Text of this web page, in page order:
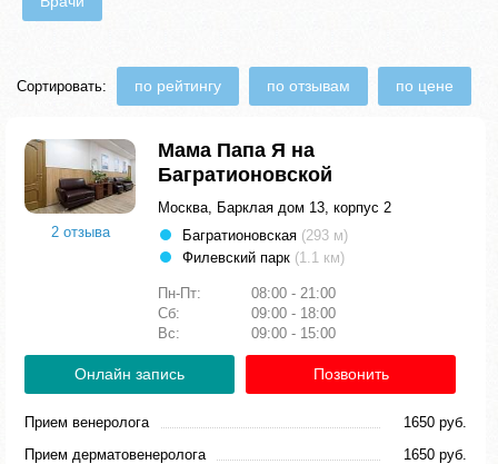
Сортировать: по рейтингу по отзывам по цене
2 отзыва
Мама Папа Я на
Багратионовской
Москва, Барклая дом 13, корпус 2
Багратионовская (293 м)
Филевский парк (1.1 км)
Пн-Пт:
08:00 - 21:00
Сб:
09:00 - 18:00
Вс:
09:00 - 15:00
Онлайн запись Позвонить
Прием венеролога
1650 руб.
Прием дерматовенеролога
1650 руб.